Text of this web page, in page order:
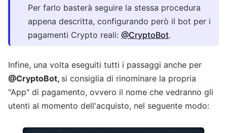
Per farlo basterà seguire la stessa procedura
appena descritta, configurando però il bot per i
pagamenti Crypto reali: @CryptoBot.
Infine, una volta eseguiti tutti i passaggi anche per
@CryptoBot, si consiglia di rinominare la propria
"App" di pagamento, ovvero il nome che vedranno gli
utenti al momento dell'acquisto, nel seguente modo: